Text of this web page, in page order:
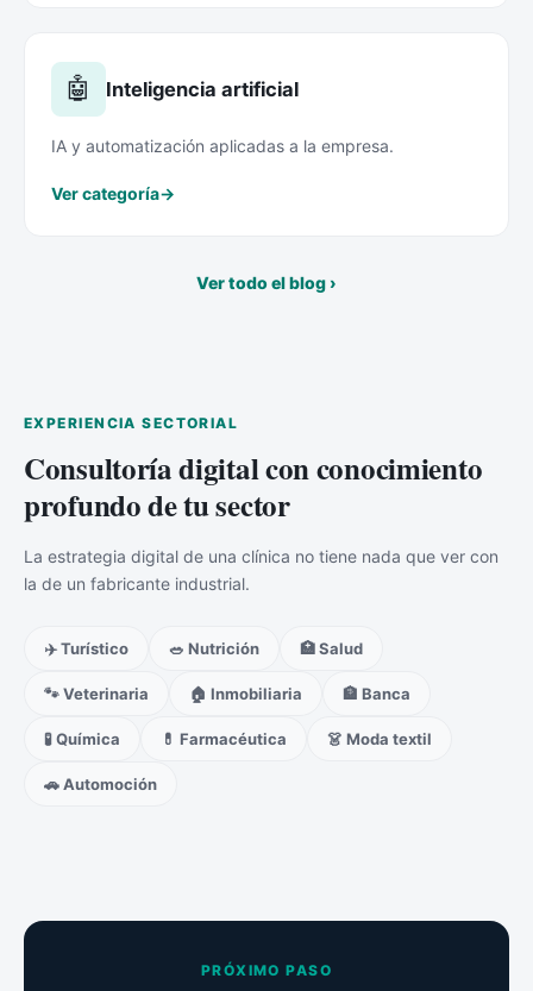
🤖 Inteligencia artificial
IA y automatización aplicadas a la empresa.
Ver categoría→
Ver todo el blog ›
EXPERIENCIA SECTORIAL
Consultoría digital con conocimiento
profundo de tu sector
La estrategia digital de una clínica no tiene nada que ver con
la de un fabricante industrial.
✈️ Turístico 🥗 Nutrición 🏥 Salud
🐾 Veterinaria 🏠 Inmobiliaria 🏦 Banca
🧪 Química 💊 Farmacéutica 👗 Moda textil
🚗 Automoción
PRÓXIMO PASO